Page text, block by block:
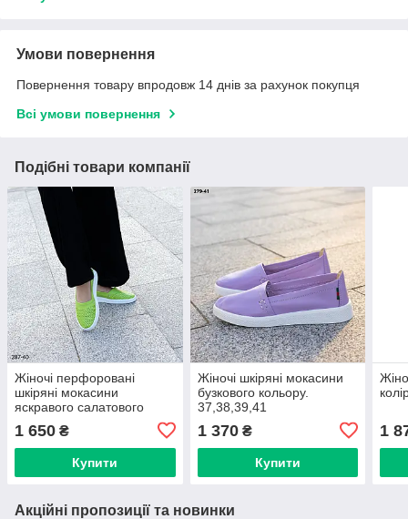
Умови повернення
Повернення товару впродовж 14 днів за рахунок покупця
Всі умови повернення
Подібні товари компанії
Жіночі перфоровані
шкіряні мокасини
яскравого салатового
1 650 ₴
Купити
Жіночі шкіряні мокасини
бузкового кольору.
37,38,39,41
1 370₴
Купити
1
Акційні пропозиції та новинки